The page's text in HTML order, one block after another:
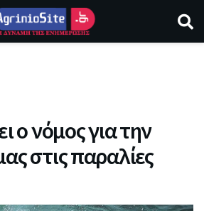
ο νόμος για την
στις παραλίες